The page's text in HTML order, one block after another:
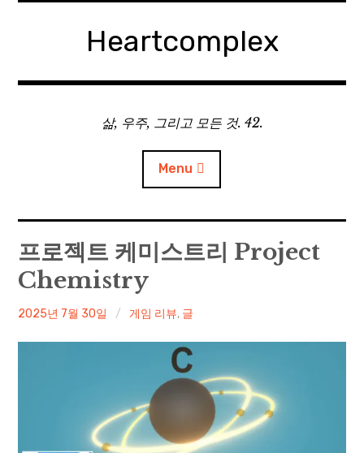
Heartcomplex
삶, 우주, 그리고 모든 것. 42.
Menu
홈
Private Military Manager: Tactical Auto Battler
Plebby Quest: The Crusades
Paper Star Fighters
Homemade Studio
프로젝트 케미스트리 Project
Chemistry
irene
2025년 7월 30일 게임 리뷰, 글